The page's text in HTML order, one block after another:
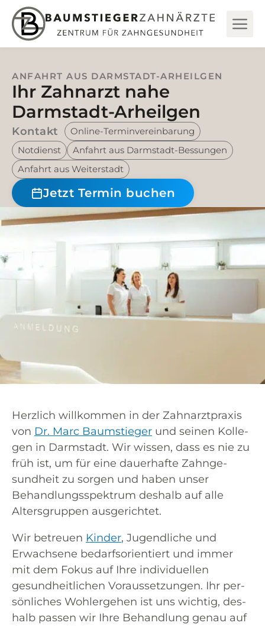
ANFAHRT AUS DARMSTADT-ARHEILGEN
Ihr Zahn­arzt nahe
Darmstadt-Arheilgen
Kon­takt
Online-Ter­min­ver­ein­ba­rung
Not­dienst
Anfahrt aus Darmstadt-Bessungen
Anfahrt aus Weiterstadt
Jetzt Ter­min buchen
Herz­lich will­kom­men in der Zahn­arzt­pra­xis
von Dr. Marc Baum­stie­ger und sei­nen Kol­le­
gen in Darm­stadt. Wir wis­sen, dass es nie zu
früh ist, um für eine dau­er­haf­te Zahn­ge­
sund­heit zu sor­gen und haben unser
Behand­lungs­spek­trum des­halb auf alle
Alters­grup­pen ausgerichtet.
Wir betreu­en Kin­der, Jugend­li­che und
Erwach­se­ne bedarfs­ori­en­tiert und immer
mit dem Fokus auf Ihre indi­vi­du­el­len
gesund­heit­li­chen Vor­aus­set­zun­gen. Ihr per­
sön­li­ches Wohl­erge­hen ist uns wich­tig, des­
halb pas­sen wir Ihre Behand­lung genau auf